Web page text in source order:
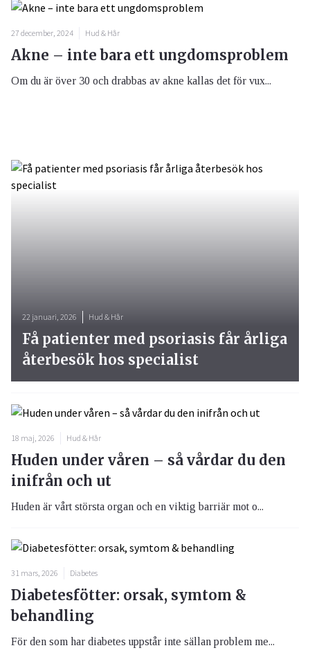
27 december, 2024 Hud & Hår
Akne – inte bara ett ungdomsproblem
Om du är över 30 och drabbas av akne kallas det för vux...
18 maj, 2026 Hud & Hår
Huden under våren – så vårdar du den
inifrån och ut
Huden är vårt största organ och en viktig barriär mot o...
31 mars, 2026 Diabetes
Diabetesfötter: orsak, symtom &
behandling
För den som har diabetes uppstår inte sällan problem me...
22 januari, 2026 Hud & Hår
Få patienter med psoriasis får årliga
återbesök hos specialist